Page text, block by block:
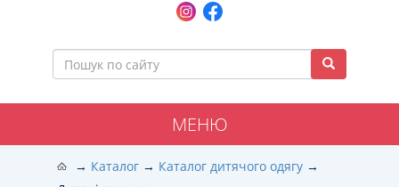
МЕНЮ
Каталог
Каталог дитячого одягу